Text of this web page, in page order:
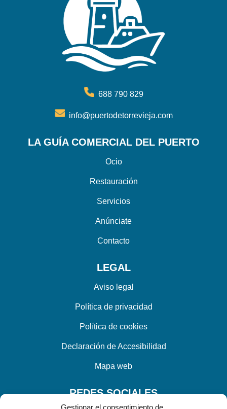
Gestionar el consentimiento de
688 790 829
info@puertodetorrevieja.com
LA GUÍA COMERCIAL DEL PUERTO
Ocio
Restauración
Servicios
Anúnciate
Contacto
LEGAL
Aviso legal
Política de privacidad
Política de cookies
Declaración de Accesibilidad
Mapa web
REDES SOCIALES